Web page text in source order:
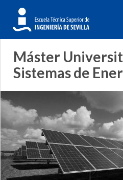
Formulario
de
búsqueda
Search
Máster
Sistemas de